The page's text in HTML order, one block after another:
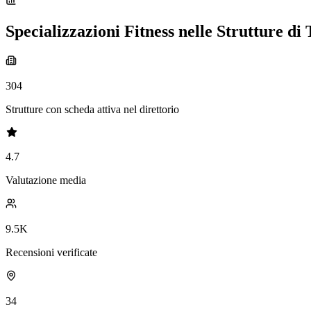
Specializzazioni Fitness nelle Strutture di
304
Strutture con scheda attiva nel direttorio
4.7
Valutazione media
9.5K
Recensioni verificate
34